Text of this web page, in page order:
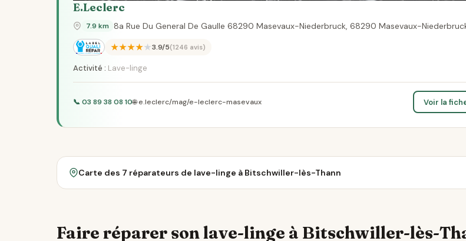
E.Leclerc
7.9 km 8a Rue Du General De Gaulle 68290 Masevaux-Niederbruck, 68290 Masevaux-
★★★★★3.9/5(1246 avis)
Activité : Lave-linge
📞 03 89 38 08 10🌐 e.leclerc/mag/e-leclerc-masevaux Voir la
Carte des 7 réparateurs de lave-linge à Bitschwiller-lès-Thann
Faire réparer son lave-linge à Bitschwiller-lès-